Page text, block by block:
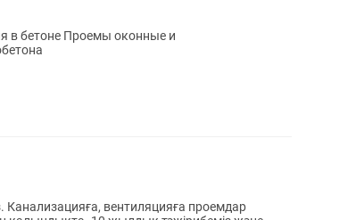
в бетоне Проемы оконные и
Канализацияға, вентиляцияға проемдар